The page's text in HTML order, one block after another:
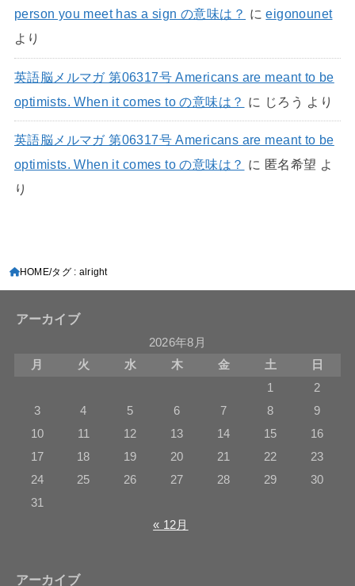
person you meet has a sign の意味は？ にeigonounet
より
英語脳メルマガ 第06317号 Americans are meant to be
optimists. When it comes to の意味は？ に じろう より
英語脳メルマガ 第06317号 Americans are meant to be
optimists. When it comes to の意味は？ に 匿名希望 よ
り
HOME タグ : alright
アーカイブ
2026年8月
月
火 水 木 金 土
日
1
2
3
4 5 6 7 8
9
10
11 12 13 14 15
16
17
18 19 20 21 22
23
24
25 26 27 28 29
30
31
« 12月
アーカイブ